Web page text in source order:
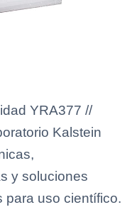
YRA377 //
Kalstein
y soluciones
para uso científico.